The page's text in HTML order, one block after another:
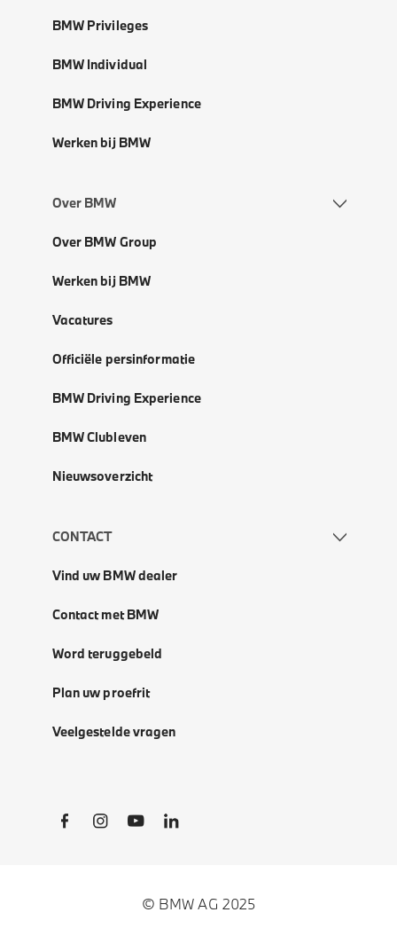
BMW Privileges
BMW Individual
BMW Driving Experience
Werken bij BMW
Over BMW
Over BMW Group
Werken bij BMW
Vacatures
Officiële persinformatie
BMW Driving Experience
BMW Clubleven
Nieuwsoverzicht
CONTACT
Vind uw BMW dealer
Contact met BMW
Word teruggebeld
Plan uw proefrit
Veelgestelde vragen
Social Links
© BMW AG 2025